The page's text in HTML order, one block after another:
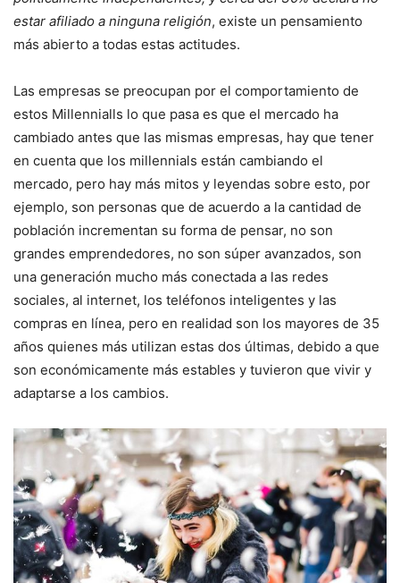
estar afiliado a ninguna religión, existe un pensamiento
más abierto a todas estas actitudes.
Las empresas se preocupan por el comportamiento de
estos Millennialls lo que pasa es que el mercado ha
cambiado antes que las mismas empresas, hay que tener
en cuenta que los millennials están cambiando el
mercado, pero hay más mitos y leyendas sobre esto, por
ejemplo, son personas que de acuerdo a la cantidad de
población incrementan su forma de pensar, no son
grandes emprendedores, no son súper avanzados, son
una generación mucho más conectada a las redes
sociales, al internet, los teléfonos inteligentes y las
compras en línea, pero en realidad son los mayores de 35
años quienes más utilizan estas dos últimas, debido a que
son económicamente más estables y tuvieron que vivir y
adaptarse a los cambios.